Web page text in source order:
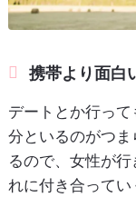
携帯より面白
デートとか行っ
分といるのがつ
るので、女性が
れに付き合ってい